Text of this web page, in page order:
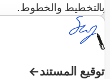
بالتخطيط والخطوط.
توقيع المستند